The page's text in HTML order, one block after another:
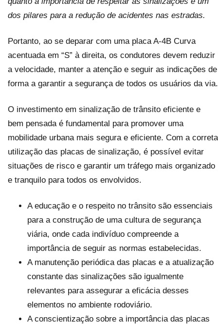
dos pilares para a redução de acidentes nas estradas.
Portanto, ao se deparar com uma placa A-4B Curva
acentuada em “S” à direita, os condutores devem reduzir
a velocidade, manter a atenção e seguir as indicações de
forma a garantir a segurança de todos os usuários da via.
O investimento em sinalização de trânsito eficiente e
bem pensada é fundamental para promover uma
mobilidade urbana mais segura e eficiente. Com a correta
utilização das placas de sinalização, é possível evitar
situações de risco e garantir um tráfego mais organizado
e tranquilo para todos os envolvidos.
A educação e o respeito no trânsito são essenciais
para a construção de uma cultura de segurança
viária, onde cada indivíduo compreende a
importância de seguir as normas estabelecidas.
A manutenção periódica das placas e a atualização
constante das sinalizações são igualmente
relevantes para assegurar a eficácia desses
elementos no ambiente rodoviário.
A conscientização sobre a importância das placas